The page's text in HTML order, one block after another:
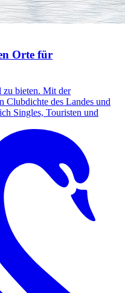
Orte für
zu bieten. Mit der
Clubdichte des Landes und
Singles, Touristen und